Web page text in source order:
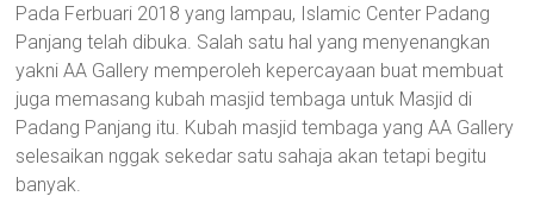
Pada Ferbuari 2018 yang lampau, Islamic Center Padang
Panjang telah dibuka. Salah satu hal yang menyenangkan
yakni AA Gallery memperoleh kepercayaan buat membuat
juga memasang kubah masjid tembaga untuk Masjid di
Padang Panjang itu. Kubah masjid tembaga yang AA Gallery
selesaikan nggak sekedar satu sahaja akan tetapi begitu
banyak.